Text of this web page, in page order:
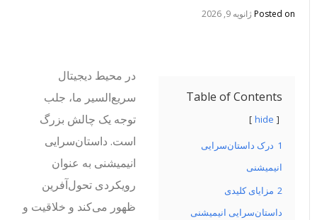
Posted onژانویه 9, 2026
Table of Contents
hide
درک داستان‌سرایی
انیمیشنی
مزایای کلیدی
داستان‌سرایی انیمیشنی
در محیط دیجیتال
سریع‌السیر ما، جلب
توجه یک چالش بزرگ
است. داستان‌سرایی
انیمیشنی به عنوان
رویکردی تحول‌آفرین
ظهور می‌کند و خلاقیت و